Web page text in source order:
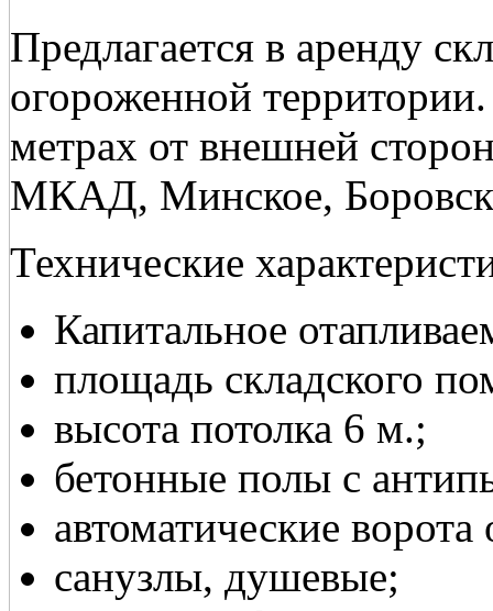
Предлагается в аренду
огороженной
метрах от внешней
МКАД, Минское,
Технические
Капитальное
площадь складского
высота потолка 6 м.;
бетонные полы с
автоматические
санузлы, душевые;